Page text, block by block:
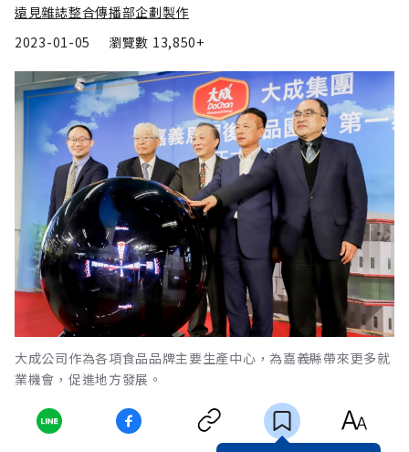
遠見雜誌整合傳播部企劃製作
2023-01-05
瀏覽數 13,850+
大成公司作為各項食品品牌主要生產中心，為嘉義縣帶來更多就
業機會，促進地方發展。